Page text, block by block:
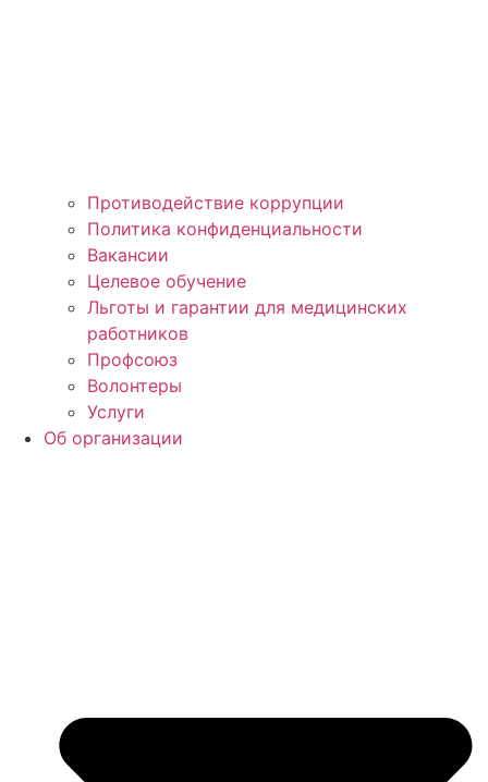
Противодействие коррупции
Политика конфиденциальности
Вакансии
Целевое обучение
Льготы и гарантии для медицинских
работников
Профсоюз
Волонтеры
Услуги
Об организации